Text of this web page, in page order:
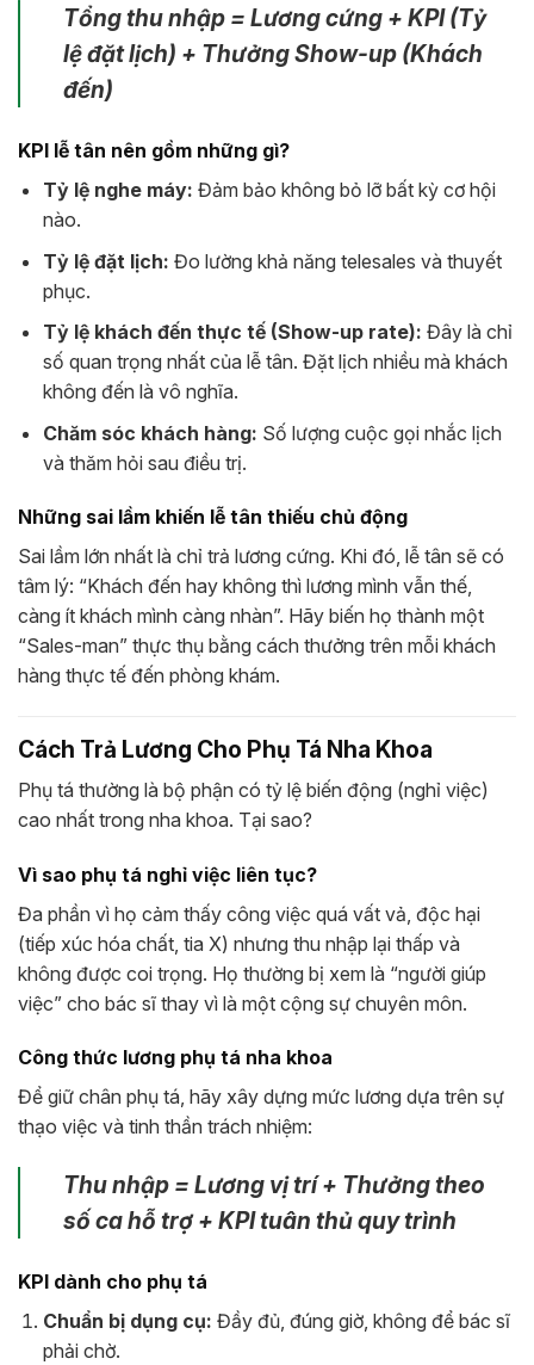
Tổng thu nhập = Lương cứng + KPI (Tỷ
lệ đặt lịch) + Thưởng Show-up (Khách
đến)
KPI lễ tân nên gồm những gì?
Tỷ lệ nghe máy: Đảm bảo không bỏ lỡ bất kỳ cơ hội
nào.
Tỷ lệ đặt lịch: Đo lường khả năng telesales và thuyết
phục.
Tỷ lệ khách đến thực tế (Show-up rate): Đây là chỉ
số quan trọng nhất của lễ tân. Đặt lịch nhiều mà khách
không đến là vô nghĩa.
Chăm sóc khách hàng: Số lượng cuộc gọi nhắc lịch
và thăm hỏi sau điều trị.
Những sai lầm khiến lễ tân thiếu chủ động
Sai lầm lớn nhất là chỉ trả lương cứng. Khi đó, lễ tân sẽ có
tâm lý: “Khách đến hay không thì lương mình vẫn thế,
càng ít khách mình càng nhàn”. Hãy biến họ thành một
“Sales-man” thực thụ bằng cách thưởng trên mỗi khách
hàng thực tế đến phòng khám.
Cách Trả Lương Cho Phụ Tá Nha Khoa
Phụ tá thường là bộ phận có tỷ lệ biến động (nghỉ việc)
cao nhất trong nha khoa. Tại sao?
Vì sao phụ tá nghỉ việc liên tục?
Đa phần vì họ cảm thấy công việc quá vất vả, độc hại
(tiếp xúc hóa chất, tia X) nhưng thu nhập lại thấp và
không được coi trọng. Họ thường bị xem là “người giúp
việc” cho bác sĩ thay vì là một cộng sự chuyên môn.
Công thức lương phụ tá nha khoa
Để giữ chân phụ tá, hãy xây dựng mức lương dựa trên sự
thạo việc và tinh thần trách nhiệm:
Thu nhập = Lương vị trí + Thưởng theo
số ca hỗ trợ + KPI tuân thủ quy trình
KPI dành cho phụ tá
Chuẩn bị dụng cụ: Đầy đủ, đúng giờ, không để bác sĩ
phải chờ.